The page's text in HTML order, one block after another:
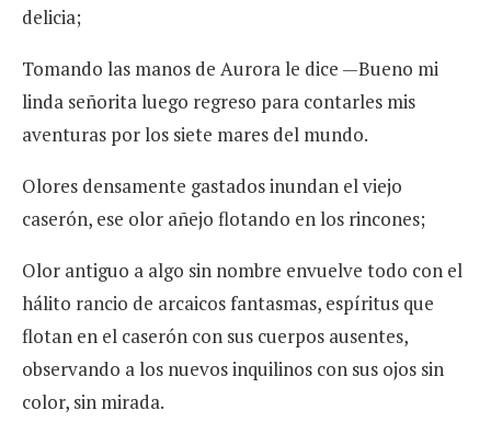
delicia;
Tomando las manos de Aurora le dice —Bueno mi
linda señorita luego regreso para contarles mis
aventuras por los siete mares del mundo.
Olores densamente gastados inundan el viejo
caserón, ese olor añejo flotando en los rincones;
Olor antiguo a algo sin nombre envuelve todo con el
hálito rancio de arcaicos fantasmas, espíritus que
flotan en el caserón con sus cuerpos ausentes,
observando a los nuevos inquilinos con sus ojos sin
color, sin mirada.